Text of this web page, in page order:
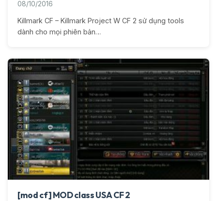
08/10/2016
Killmark CF – Killmark Project W CF 2 sử dụng tools
dành cho mọi phiên bản…
[mod cf] MOD class USA CF 2